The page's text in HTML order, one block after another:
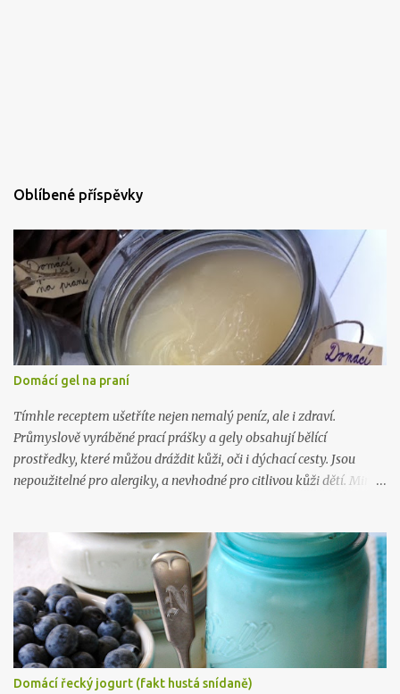
Oblíbené příspěvky
Domácí gel na praní
Tímhle receptem ušetříte nejen nemalý peníz, ale i zdraví.
Průmyslově vyráběné prací prášky a gely obsahují bělící
prostředky, které můžou dráždit kůži, oči i dýchací cesty. Jsou
nepoužitelné pro alergiky, a nevhodné pro citlivou kůži dětí. Mimo
potřebovat: 1 mýdlo na praní ( Marsejské , Jelen) 300 gr práškové
sody na praní (seženete ZDE ) 15 kapek esenciálního oleje dle
vlastního výběru (vybírejte ZDE ) 10 litrů vařící vody Mýdlo
nastrouhejte na jemno a rozmíchejte ve vroucí vodě, po rozpuštění
přimíchejte sodu, opět míchejte až do úplného rozpuštění, pak
přilívejte vařící vodu. Nechte zchladit a přidejte esenciální olej.
Nechte stát 24 hodin a je to. :) Chcete taky vyrábět víc? Pak tu
Domácí řecký jogurt (fakt hustá snídaně)